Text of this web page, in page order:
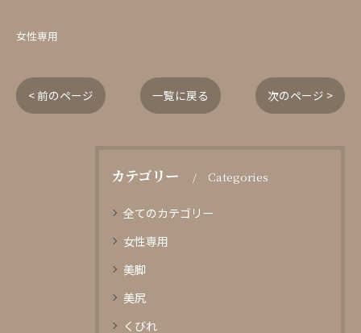
女性専用
< 前のページ 一覧に戻る 次のページ >
カテゴリー Categories
全てのカテゴリー
女性専用
美脚
美尻
くびれ